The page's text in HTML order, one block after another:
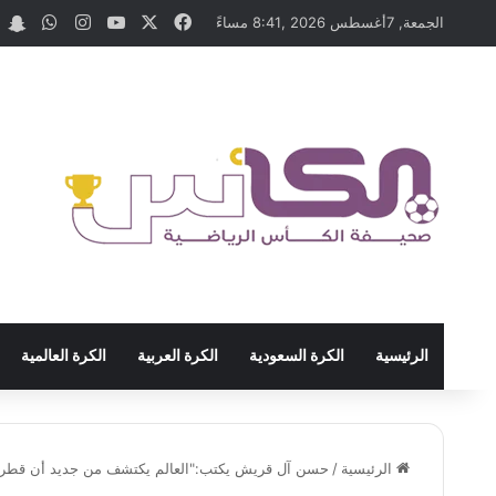
الجمعة, 7أغسطس 2026 ,8:41 مساءً فيسبوك ‫YouTubeانستقرام
الرئيسية الكرة السعودية الكرة العربية الكرة العالمية
الرئيسية / حسن آل قريش يكتب:"العالم يكتشف من جديد أن